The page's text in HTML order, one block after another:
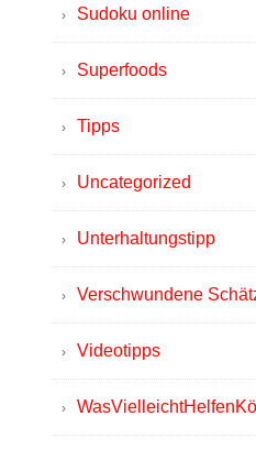
Sudoku online
Superfoods
Tipps
Uncategorized
Unterhaltungstipp
Verschwundene
Videotipps